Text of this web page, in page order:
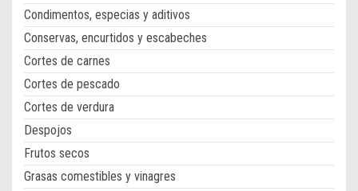
Condimentos, especias y aditivos
Conservas, encurtidos y escabeches
Cortes de carnes
Cortes de pescado
Cortes de verdura
Despojos
Frutos secos
Grasas comestibles y vinagres